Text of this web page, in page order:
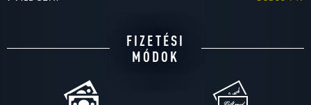
FIZETÉSI
MÓDOK